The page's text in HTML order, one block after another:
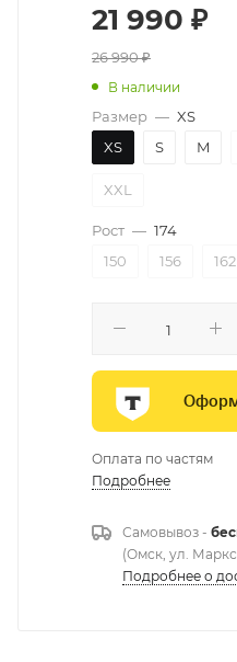
21 990 ₽
26 990₽
В наличии
Размер — XS
XS
S M
XXL
Рост — 174
150
156 162
Оплата по частям
Подробнее
Самовывоз -
(Омск, ул.
Подробнее о